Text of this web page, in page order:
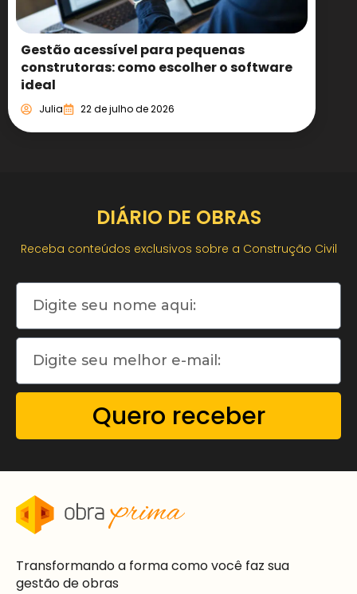
Gestão acessível para pequenas
construtoras: como escolher o software
ideal
Julia 22 de julho de 2026
DIÁRIO DE OBRAS
Receba conteúdos exclusivos sobre a Construção Civil
Quero receber
Transformando a forma como você faz sua
gestão de obras